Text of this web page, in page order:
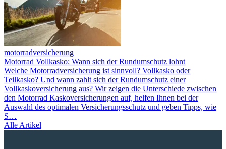
motorradversicherung
Motor­rad Vollkasko: Wann sich der Rundum­schutz lohnt
Welche Motorradversicherung ist sinnvoll? Vollkasko oder
Teilkasko? Und wann zahlt sich der Rundumschutz einer
Vollkaskoversicherung aus? Wir zeigen die Unterschiede zwischen
den Motorrad Kaskoversicherungen auf, helfen Ihnen bei der
Auswahl des optimalen Versicherungs­schutz und geben Tipps, wie
S…
Alle Artikel